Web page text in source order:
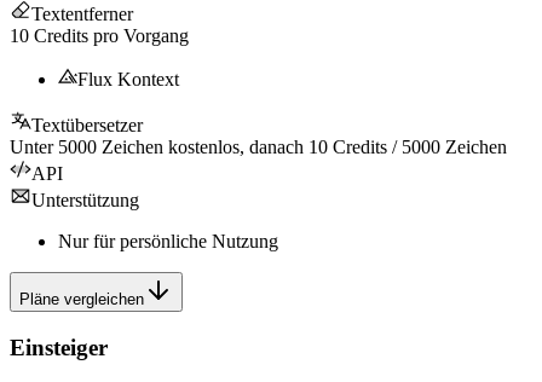
Textentferner
10 Credits pro Vorgang
Flux Kontext
Textübersetzer
Unter 5000 Zeichen kostenlos, danach 10 Credits / 5000 Zeichen
API
Unterstützung
Nur für persönliche Nutzung
Pläne vergleichen
Einsteiger